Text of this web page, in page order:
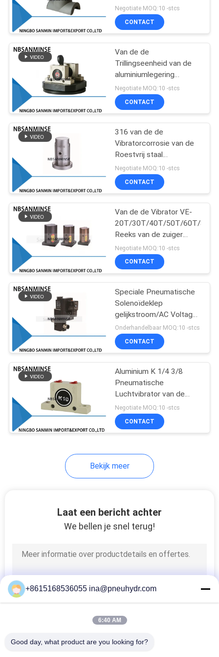
de klep van de
messingssolenoïde
38
Het Smeermiddel
van de
filterregelgever
Pneumatische
Luchtcilinder
pneumatische
luchtmontage
HVAC-klep
Vloeibare Drukmaat
Pneumatisch van het B
Richtingeffect Type 35 -
de Nominale Frequentie
Negotiate MOQ:10 -stcs
CONTACT
Van de de
Trillingseenheid van de
aluminiumlegering
Pneumatische Hand de
Klemvibrator k-10 Geen
Behoefteponsen
Negotiate MOQ:10 -stcs
CONTACT
316 van de de
Vibratorcorrosie van de
Roestvrij staal
Pneumatische Lucht de
Weerstands Stabiele
Output
Negotiate MOQ:10 -stcs
CONTACT
Van de de Vibrator VE-
20T/30T/40T/50T/60T/80T
Reeks van de zuiger
Pneumatische Lucht de
Lage
Temperatuurweerstand
Negotiate MOQ:10 -stcs
CONTACT
Speciale Pneumatische
Solenoïdeklep
gelijkstroom/AC Voltage
G1/4“ voor Luchthamer
een Typeb
Onderhandelbaar MOQ:10 -stcs
CONTACT
Aluminium K 1/4 3/8
Pneumatische
Luchtvibrator van de
Reeksbal
Negotiate MOQ:10 -stcs
CONTACT
Bekijk meer
Laat een bericht achter
We bellen je snel terug!
+8615168536055 ina@pneuhydr.com
6:40 AM
Good day, what product are you looking for?